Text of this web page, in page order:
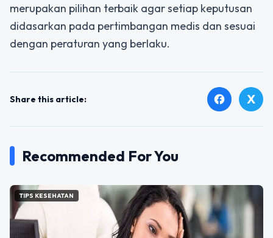
merupakan pilihan terbaik agar setiap keputusan
didasarkan pada pertimbangan medis dan sesuai
dengan peraturan yang berlaku.
Share this article: facebook X
Recommended For You
TIPS KESEHATAN